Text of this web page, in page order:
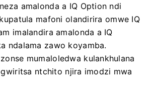
amalonda a IQ Option ndi
mafoni olandirira omwe IQ
imalandira amalonda a IQ
ndalama zawo koyamba.
mumaloledwa kulankhulana
ntchito njira imodzi mwa